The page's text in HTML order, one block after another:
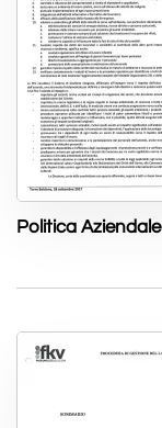
Politica Aziendale